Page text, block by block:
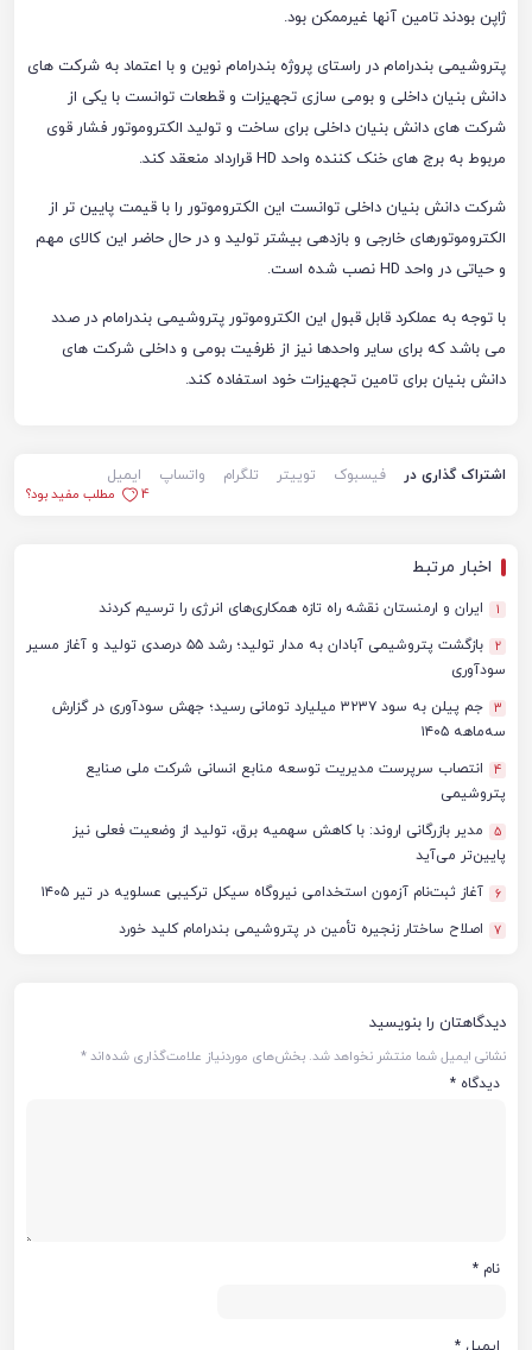
ژاپن بودند تامین آنها غیرممکن بود.
پتروشیمی بندرامام در راستای پروژه بندرامام نوین و با اعتماد به شرکت های
دانش بنیان داخلی و بومی سازی تجهیزات و قطعات توانست با یکی از
شرکت های دانش بنیان داخلی برای ساخت و تولید الکتروموتور فشار قوی
مربوط به برج های خنک کننده واحد HD قرارداد منعقد کند.
شرکت دانش بنیان داخلی توانست این الکتروموتور را با قیمت پایین تر از
الکتروموتورهای خارجی و بازدهی بیشتر تولید و در حال حاضر این کالای مهم
و حیاتی در واحد HD نصب شده است.
با توجه به عملکرد قابل قبول این الکتروموتور پتروشیمی بندرامام در صدد
می باشد که برای سایر واحدها نیز از ظرفیت بومی و داخلی شرکت های
دانش بنیان برای تامین تجهیزات خود استفاده کند.
اشتراک گذاری در فیسبوک توییتر تلگرام واتساپ
ایمیل
4
مطلب مفید بود؟
اخبار مرتبط
1 ایران و ارمنستان نقشه راه تازه همکاری‌های انرژی را ترسیم کردند
2
بازگشت پتروشیمی آبادان به مدار تولید؛ رشد ۵۵ درصدی تولید و آغاز مسیر
سودآوری
3
جم پیلن به سود ۳۲۳۷ میلیارد تومانی رسید؛ جهش سودآوری در گزارش
سه‌ماهه ۱۴۰۵
4
انتصاب سرپرست مدیریت توسعه منابع انسانی شرکت ملی صنایع
پتروشیمی
5
مدیر بازرگانی اروند: با کاهش سهمیه برق، تولید از وضعیت فعلی نیز
پایین‌تر می‌آید
6 آغاز ثبت‌نام آزمون استخدامی نیروگاه سیکل ترکیبی عسلویه در تیر ۱۴۰۵
7 اصلاح ساختار زنجیره تأمین در پتروشیمی بندرامام کلید خورد
دیدگاهتان را بنویسید
نشانی ایمیل شما منتشر نخواهد شد. بخش‌های موردنیاز علامت‌گذاری شده‌اند*
دیدگاه *
نام *